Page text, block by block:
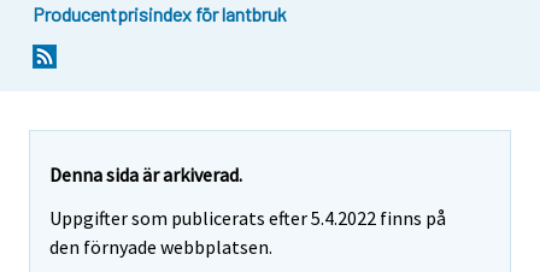
Producentprisindex för lantbruk
Denna sida är arkiverad.
Uppgifter som publicerats efter 5.4.2022 finns på
den förnyade webbplatsen.